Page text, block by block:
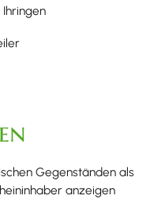
Gegenständen als
anzeigen